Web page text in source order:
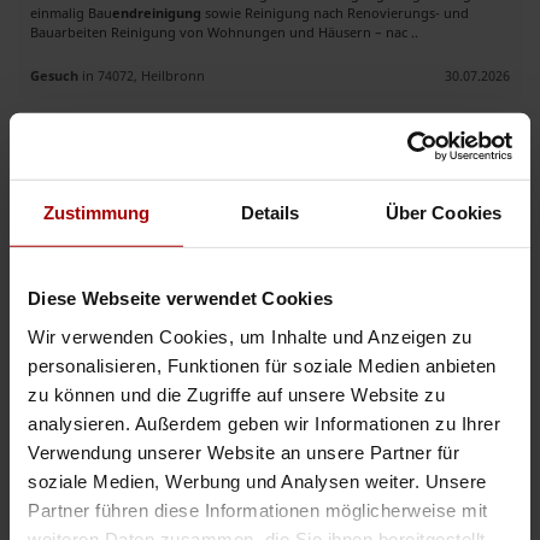
Zustimmung Details Über Cookies
Diese Webseite verwendet Cookies
Wir verwenden Cookies, um Inhalte und Anzeigen zu
personalisieren, Funktionen für soziale Medien anbieten
zu können und die Zugriffe auf unsere Website zu
analysieren. Außerdem geben wir Informationen zu Ihrer
Verwendung unserer Website an unsere Partner für
soziale Medien, Werbung und Analysen weiter. Unsere
Partner führen diese Informationen möglicherweise mit
einmalig Bauendreinigung sowie Reinigung nach Renovierungs- und
Bauarbeiten Reinigung von Wohnungen und Häusern – nac ..
Gesuch in 74072, Heilbronn 30.07.2026
Zuverlässiger Subunternehmer für Gebäudereinigung – Kiel & Umgebung
.. ung Glas- und Fensterreinigung Treppenhausreinigung Kita- und
Sonderreinigung
Reinigung von Gewerbeobjekten und Privathaushalten Wir verfügen über
Jetzt mit der Auftragsbank starten
.. rlässlicher Partner für Ihre Projekte - Gebäudereinigung Zusätzlich zur